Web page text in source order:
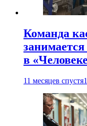
Команда
в
11 месяцев спустя